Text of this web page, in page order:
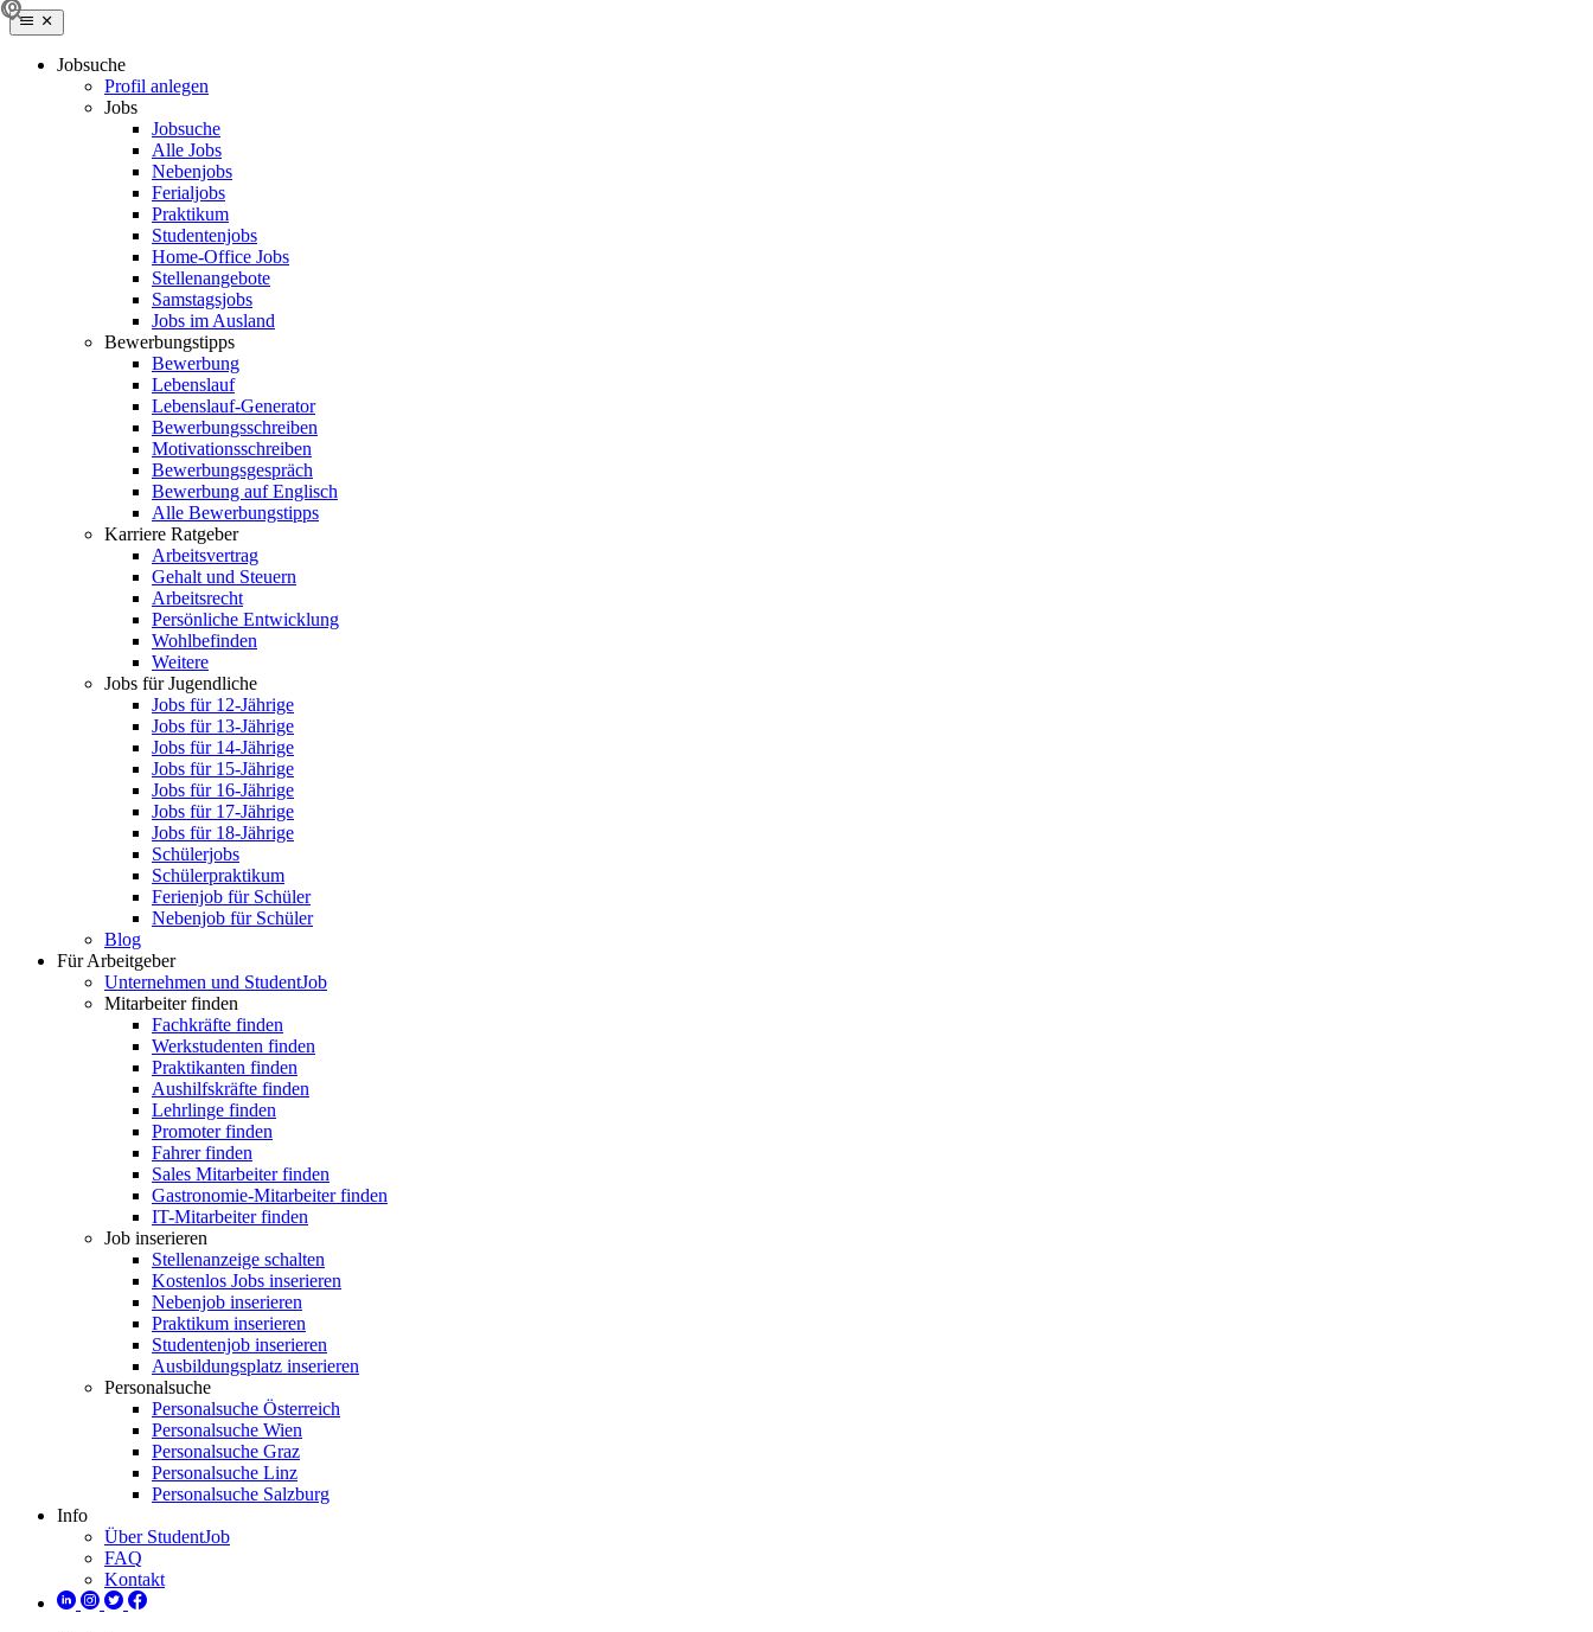
Jobsuche
Profil anlegen
Jobs
Jobsuche
Alle Jobs
Nebenjobs
Ferialjobs
Praktikum
Studentenjobs
Home-Office Jobs
Stellenangebote
Samstagsjobs
Jobs im Ausland
Bewerbungstipps
Bewerbung
Lebenslauf
Lebenslauf-Generator
Bewerbungsschreiben
Motivationsschreiben
Bewerbungsgespräch
Bewerbung auf Englisch
Alle Bewerbungstipps
Karriere Ratgeber
Arbeitsvertrag
Gehalt und Steuern
Arbeitsrecht
Persönliche Entwicklung
Wohlbefinden
Weitere
Jobs für Jugendliche
Jobs für 12-Jährige
Jobs für 13-Jährige
Jobs für 14-Jährige
Jobs für 15-Jährige
Jobs für 16-Jährige
Jobs für 17-Jährige
Jobs für 18-Jährige
Schülerjobs
Schülerpraktikum
Ferienjob für Schüler
Nebenjob für Schüler
Blog
Für Arbeitgeber
Unternehmen und StudentJob
Mitarbeiter finden
Fachkräfte finden
Werkstudenten finden
Praktikanten finden
Aushilfskräfte finden
Lehrlinge finden
Promoter finden
Fahrer finden
Sales Mitarbeiter finden
Gastronomie-Mitarbeiter finden
IT-Mitarbeiter finden
Job inserieren
Stellenanzeige schalten
Kostenlos Jobs inserieren
Nebenjob inserieren
Praktikum inserieren
Studentenjob inserieren
Ausbildungsplatz inserieren
Personalsuche
Personalsuche Österreich
Personalsuche Wien
Personalsuche Graz
Personalsuche Linz
Personalsuche Salzburg
Info
Über StudentJob
FAQ
Kontakt